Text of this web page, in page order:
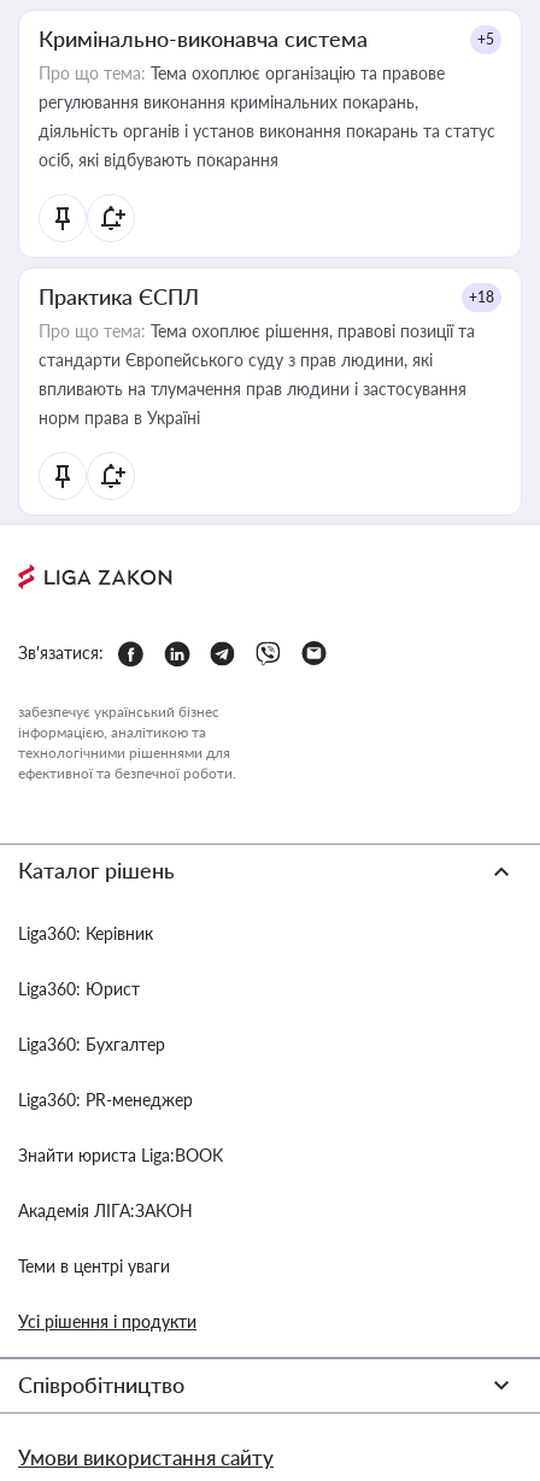
Кримінально-виконавча система +5
Про що тема: Тема охоплює організацію та правове
регулювання виконання кримінальних покарань,
діяльність органів і установ виконання покарань та статус
осіб, які відбувають покарання
Практика ЄСПЛ +18
Про що тема: Тема охоплює рішення, правові позиції та
стандарти Європейського суду з прав людини, які
впливають на тлумачення прав людини і застосування
норм права в Україні
Зв'язатися:
забезпечує український бізнес
інформацією, аналітикою та
технологічними рішеннями для
ефективної та безпечної роботи.
Каталог рішень
Liga360: Керівник
Liga360: Юрист
Liga360: Бухгалтер
Liga360: PR-менеджер
Знайти юриста Liga:BOOK
Академія ЛІГА:ЗАКОН
Теми в центрі уваги
Усі рішення і продукти
Співробітництво
Умови використання сайту